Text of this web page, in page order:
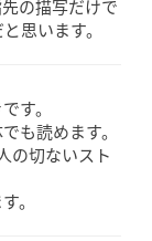
の描写だけで
思います。
す。
も読めます。
の切ないスト
。